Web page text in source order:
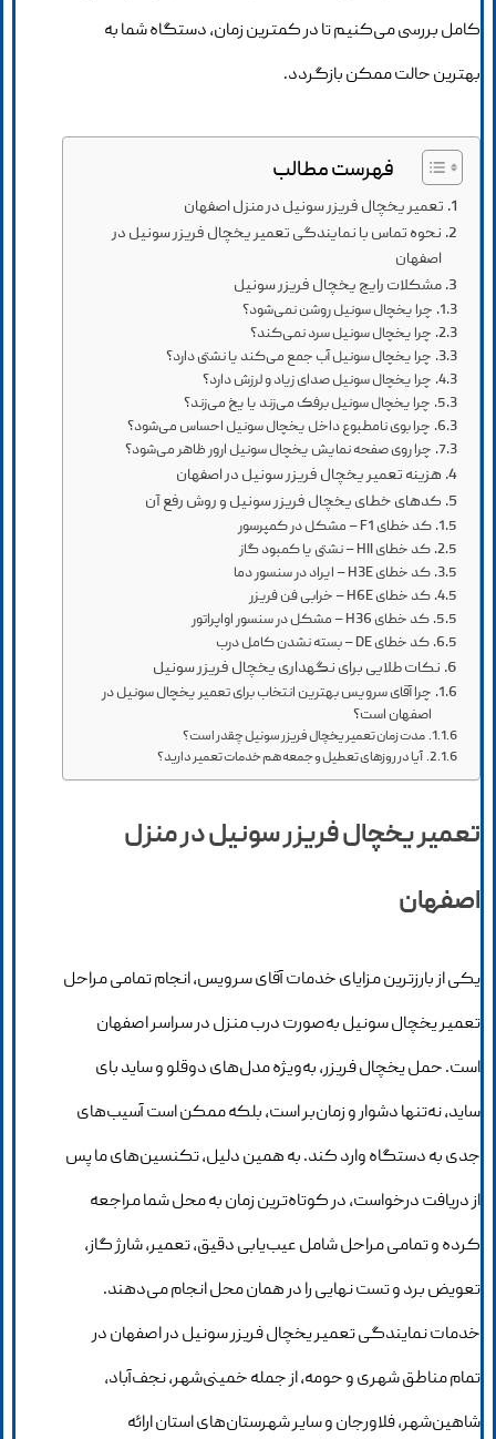
کامل بررسی می‌کنیم تا در کمترین زمان، دستگاه شما به
بهترین حالت ممکن بازگردد.
فهرست مطالب
تعمیر یخچال فریزر سونیل در منزل اصفهان
نحوه تماس با نمایندگی تعمیر یخچال فریزر سونیل در
اصفهان
مشکلات رایج یخچال فریزر سونیل
چرا یخچال سونیل روشن نمی‌شود؟
چرا یخچال سونیل سرد نمی‌کند؟
چرا یخچال سونیل آب جمع می‌کند یا نشتی دارد؟
چرا یخچال سونیل صدای زیاد و لرزش دارد؟
چرا یخچال سونیل برفک می‌زند یا یخ می‌زند؟
چرا بوی نامطبوع داخل یخچال سونیل احساس می‌شود؟
چرا روی صفحه نمایش یخچال سونیل ارور ظاهر می‌شود؟
هزینه تعمیر یخچال فریزر سونیل در اصفهان
کدهای خطای یخچال فریزر سونیل و روش رفع آن
کد خطای F1 – مشکل در کمپرسور
کد خطای HII – نشتی یا کمبود گاز
کد خطای H3E – ایراد در سنسور دما
کد خطای H6E – خرابی فن فریزر
کد خطای H36 – مشکل در سنسور اواپراتور
کد خطای DE – بسته نشدن کامل درب
نکات طلایی برای نگهداری یخچال فریزر سونیل
چرا آقای سرویس بهترین انتخاب برای تعمیر یخچال سونیل در
اصفهان است؟
مدت زمان تعمیر یخچال فریزر سونیل چقدر است؟
آیا در روزهای تعطیل و جمعه هم خدمات تعمیر دارید؟
تعمیر یخچال فریزر سونیل در منزل
اصفهان
یکی از بارزترین مزایای خدمات آقای سرویس، انجام تمامی مراحل
تعمیر یخچال سونیل به‌صورت درب منزل در سراسر اصفهان
است. حمل یخچال فریزر، به‌ویژه مدل‌های دوقلو و ساید بای
ساید، نه‌تنها دشوار و زمان‌بر است، بلکه ممکن است آسیب‌های
جدی به دستگاه وارد کند. به همین دلیل، تکنسین‌های ما پس
از دریافت درخواست، در کوتاه‌ترین زمان به محل شما مراجعه
کرده و تمامی مراحل شامل عیب‌یابی دقیق، تعمیر، شارژ گاز،
تعویض برد و تست نهایی را در همان محل انجام می‌دهند.
خدمات نمایندگی تعمیر یخچال فریزر سونیل در اصفهان در
تمام مناطق شهری و حومه، از جمله خمینی‌شهر، نجف‌آباد،
شاهین‌شهر، فلاورجان و سایر شهرستان‌های استان ارائه